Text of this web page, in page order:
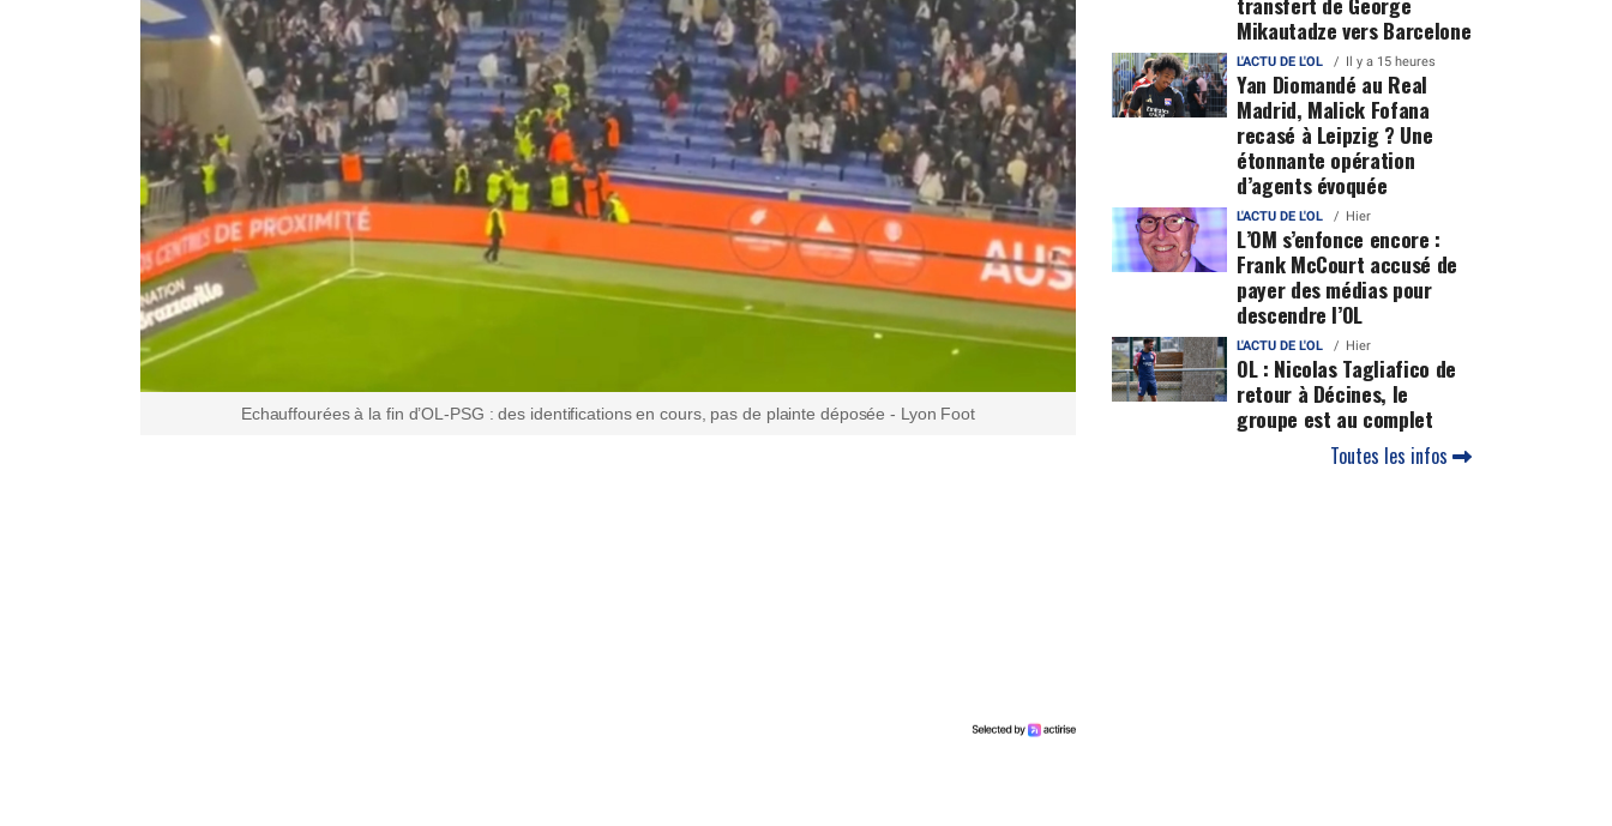
Echauffourées à la fin d’OL-PSG : des identifications en cours, pas de plainte déposée - Lyon Foot
Mikautadze vers Barcelone
L'ACTU DE L'OL Il y a 15 heures
Yan Diomandé au Real
Madrid, Malick Fofana
recasé à Leipzig ? Une
étonnante opération
d’agents évoquée
L'ACTU DE L'OL Hier
L’OM s’enfonce encore :
Frank McCourt accusé de
payer des médias pour
descendre l’OL
L'ACTU DE L'OL Hier
OL : Nicolas Tagliafico de
retour à Décines, le
groupe est au complet
Toutes les infos